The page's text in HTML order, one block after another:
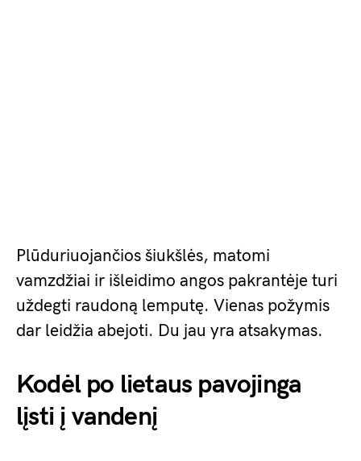
Plūduriuojančios šiukšlės, matomi
vamzdžiai ir išleidimo angos pakrantėje turi
uždegti raudoną lemputę. Vienas požymis
dar leidžia abejoti. Du jau yra atsakymas.
Kodėl po lietaus pavojinga
lįsti į vandenį